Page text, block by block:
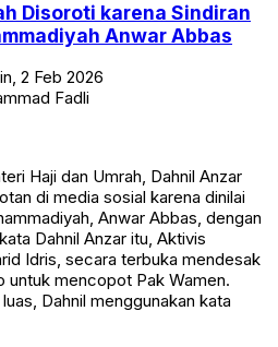
Disoroti karena Sindiran
Anwar Abbas
2 Feb 2026
Fadli
Haji dan Umrah, Dahnil Anzar
di media sosial karena dinilai
Anwar Abbas, dengan
Dahnil Anzar itu, Aktivis
Idris, secara terbuka mendesak
untuk mencopot Pak Wamen.
Dahnil menggunakan kata